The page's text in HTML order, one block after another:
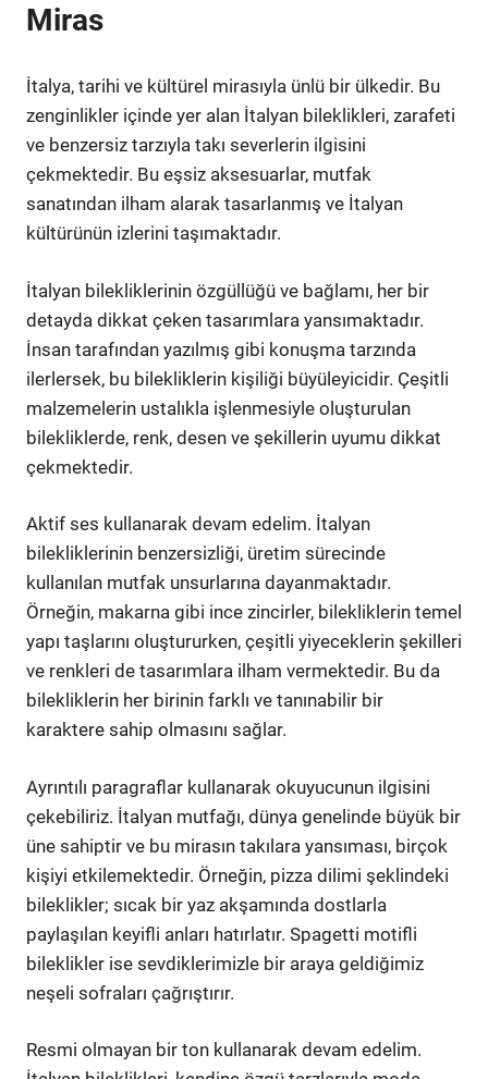
Miras
İtalya, tarihi ve kültürel mirasıyla ünlü bir ülkedir. Bu
zenginlikler içinde yer alan İtalyan bileklikleri, zarafeti
ve benzersiz tarzıyla takı severlerin ilgisini
çekmektedir. Bu eşsiz aksesuarlar, mutfak
sanatından ilham alarak tasarlanmış ve İtalyan
kültürünün izlerini taşımaktadır.
İtalyan bilekliklerinin özgüllüğü ve bağlamı, her bir
detayda dikkat çeken tasarımlara yansımaktadır.
İnsan tarafından yazılmış gibi konuşma tarzında
ilerlersek, bu bilekliklerin kişiliği büyüleyicidir. Çeşitli
malzemelerin ustalıkla işlenmesiyle oluşturulan
bilekliklerde, renk, desen ve şekillerin uyumu dikkat
çekmektedir.
Aktif ses kullanarak devam edelim. İtalyan
bilekliklerinin benzersizliği, üretim sürecinde
kullanılan mutfak unsurlarına dayanmaktadır.
Örneğin, makarna gibi ince zincirler, bilekliklerin temel
yapı taşlarını oluştururken, çeşitli yiyeceklerin şekilleri
ve renkleri de tasarımlara ilham vermektedir. Bu da
bilekliklerin her birinin farklı ve tanınabilir bir
karaktere sahip olmasını sağlar.
Ayrıntılı paragraflar kullanarak okuyucunun ilgisini
çekebiliriz. İtalyan mutfağı, dünya genelinde büyük bir
üne sahiptir ve bu mirasın takılara yansıması, birçok
kişiyi etkilemektedir. Örneğin, pizza dilimi şeklindeki
bileklikler; sıcak bir yaz akşamında dostlarla
paylaşılan keyifli anları hatırlatır. Spagetti motifli
bileklikler ise sevdiklerimizle bir araya geldiğimiz
neşeli sofraları çağrıştırır.
Resmi olmayan bir ton kullanarak devam edelim.